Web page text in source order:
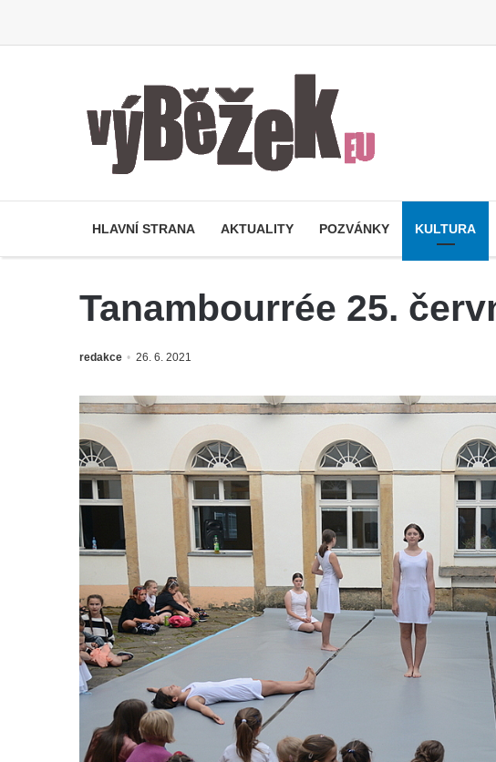
HLAVNÍ STRANA AKTUALITY POZVÁNKY KULTURA
Tanambourrée 25.
redakce 26. 6. 2021